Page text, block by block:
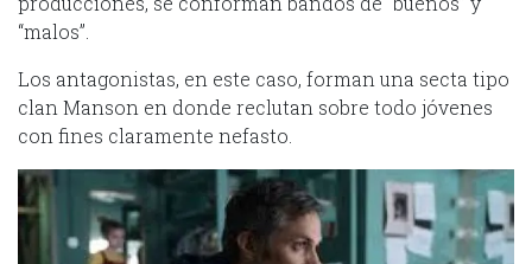
“malos”.
Los antagonistas, en este caso, forman una secta tipo
clan Manson en donde reclutan sobre todo jóvenes
con fines claramente nefasto.